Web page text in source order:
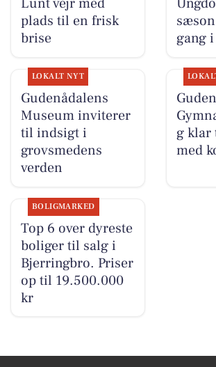
Lunt vejr med
plads til en frisk
brise
gang
LOKALT NYT
Gudenådalens
Museum inviterer
til indsigt i
grovsmedens
verden
g klar
med
BOLIGMARKED
Top 6 over dyreste
boliger til salg i
Bjerringbro. Priser
op til 19.500.000
kr